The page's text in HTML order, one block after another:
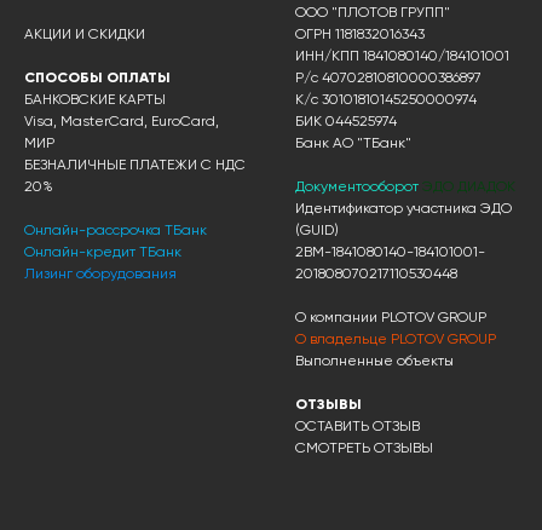
АКЦИИ И СКИДКИ
СПОСОБЫ ОПЛАТЫ
БАНКОВСКИЕ КАРТЫ
Visa, MasterCard, EuroCard,
МИР
БЕЗНАЛИЧНЫЕ ПЛАТЕЖИ С НДС
20%
Онлайн-рассрочка ТБанк
Онлайн-кредит ТБанк
Лизинг оборудования
ООО "ПЛОТОВ ГРУПП"
ОГРН 1181832016343
ИНН/КПП 1841080140/184101001
Р/с 40702810810000386897
К/с 30101810145250000974
БИК 044525974
Банк АО "ТБанк"
Документооборот ЭДО ДИАДОК
Идентификатор участника ЭДО
(GUID)
2BM-1841080140-184101001-
201808070217110530448
О компании PLOTOV GROUP
О владельце PLOTOV GROUP
Выполненные объекты
ОТЗЫВЫ
ОСТАВИТЬ ОТЗЫВ
СМОТРЕТЬ ОТЗЫВЫ